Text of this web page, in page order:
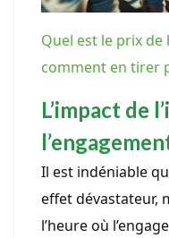
Quel est le prix
comment en tirer
L’impact de
Il est indéniable
effet dévastateur,
l’heure où